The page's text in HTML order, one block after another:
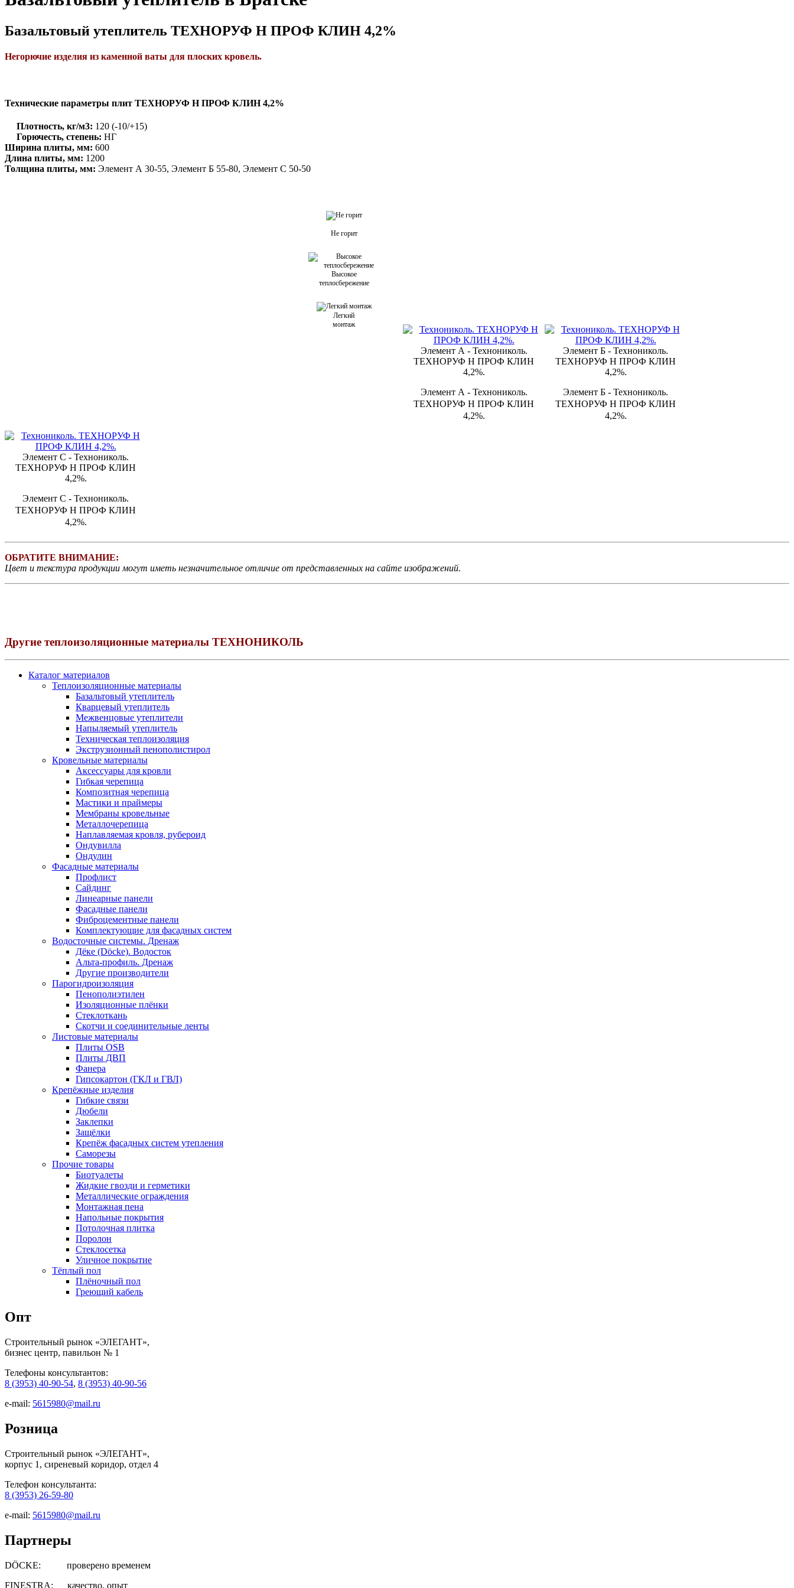
Базальтовый утеплитель ТЕХНОРУФ Н ПРОФ КЛИН 4,2%
Негорючие изделия из каменной ваты для плоских кровель.
Технические параметры плит ТЕХНОРУФ Н ПРОФ КЛИН 4,2%
Плотность, кг/м3: 120 (-10/+15)
Горючесть, степень: НГ
Ширина плиты, мм: 600
Длина плиты, мм: 1200
Толщина плиты, мм: Элемент А 30-55, Элемент Б 55-80, Элемент С 50-50
Не горит
Высокое
теплосбережение
Легкий
монтаж
Элемент А - Технониколь.
ТЕХНОРУФ Н ПРОФ КЛИН
4,2%.
Элемент А - Технониколь.
ТЕХНОРУФ Н ПРОФ КЛИН
4,2%.
Элемент Б - Технониколь.
ТЕХНОРУФ Н ПРОФ КЛИН
4,2%.
Элемент Б - Технониколь.
ТЕХНОРУФ Н ПРОФ КЛИН
4,2%.
Элемент С - Технониколь.
ТЕХНОРУФ Н ПРОФ КЛИН
4,2%.
Элемент С - Технониколь.
ТЕХНОРУФ Н ПРОФ КЛИН
4,2%.
ОБРАТИТЕ ВНИМАНИЕ:
Цвет и текстура продукции могут иметь незначительное отличие от представленных на сайте изображений.
Другие теплоизоляционные материалы ТЕХНОНИКОЛЬ
Каталог материалов
Теплоизоляционные материалы
Базальтовый утеплитель
Кварцевый утеплитель
Межвенцовые утеплители
Напыляемый утеплитель
Техническая теплоизоляция
Экструзионный пенополистирол
Кровельные материалы
Аксессуары для кровли
Гибкая черепица
Композитная черепица
Мастики и праймеры
Мембраны кровельные
Металлочерепица
Наплавляемая кровля, рубероид
Ондувилла
Ондулин
Фасадные материалы
Профлист
Сайдинг
Линеарные панели
Фасадные панели
Фиброцементные панели
Комплектующие для фасадных систем
Водосточные системы. Дренаж
Дёке (Döcke). Водосток
Альта-профиль. Дренаж
Другие производители
Парогидроизоляция
Пенополиэтилен
Изоляционные плёнки
Стеклоткань
Скотчи и соединительные ленты
Листовые материалы
Плиты OSB
Плиты ДВП
Фанера
Гипсокартон (ГКЛ и ГВЛ)
Крепёжные изделия
Гибкие связи
Дюбели
Заклепки
Защёлки
Крепёж фасадных систем утепления
Саморезы
Прочие товары
Биотуалеты
Жидкие гвозди и герметики
Металлические ограждения
Монтажная пена
Напольные покрытия
Потолочная плитка
Поролон
Стеклосетка
Уличное покрытие
Тёплый пол
Плёночный пол
Греющий кабель
Опт
Строительный рынок «ЭЛЕГАНТ»,
бизнес центр, павильон № 1
Телефоны консультантов:
8 (3953) 40-90-54, 8 (3953) 40-90-56
e-mail: 5615980@mail.ru
Розница
Строительный рынок «ЭЛЕГАНТ»,
корпус 1, сиреневый коридор, отдел 4
Телефон консультанта:
8 (3953) 26-59-80
e-mail: 5615980@mail.ru
Партнеры
DÖCKE: проверено временем
FINESTRA: качество, опыт